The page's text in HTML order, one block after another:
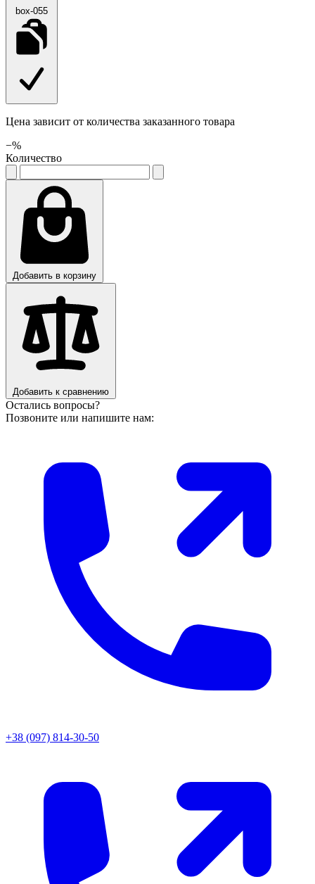
box-055
Цена зависит от количества заказанного товара
−%
Количество
Добавить в корзину
Добавить к сравнению
Остались вопросы?
Позвоните или напишите нам:
+38 (097) 814-30-50